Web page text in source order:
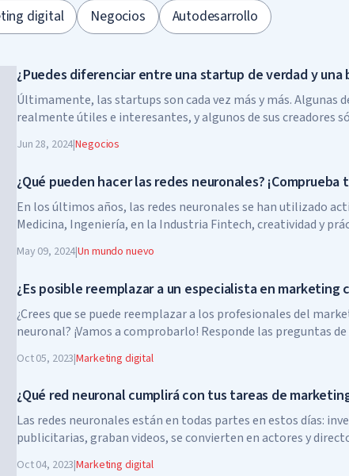
digital Negocios Autodesarrollo
¿Puedes diferenciar entre una startup de verdad y una
Últimamente, las startups son cada vez más y más. Algunas
realmente útiles e interesantes, y algunos de sus creadores
Jun 28, 2024|Negocios
¿Qué pueden hacer las redes neuronales?
En los últimos años, las redes neuronales se han utilizado
Medicina, Ingeniería, en la Industria Fintech, creatividad y
May 09, 2024|Un mundo nuevo
¿Es posible reemplazar a un especialista en marketing
¿Crees que se puede reemplazar a los profesionales del
neuronal? ¡Vamos a comprobarlo! Responde las preguntas
Oct 05, 2023|Marketing digital
¿Qué red neuronal cumplirá con tus tareas de
Las redes neuronales están en todas partes en estos días:
publicitarias, graban videos, se convierten en actores y
Oct 04, 2023|Marketing digital